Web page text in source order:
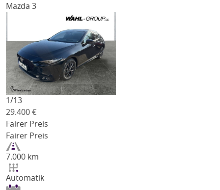
Mazda 3
1/13
29.400 €
Fairer Preis
Fairer Preis
7.000 km
Automatik